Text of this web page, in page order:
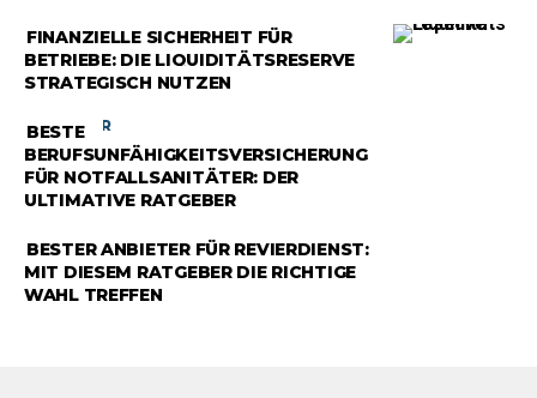
RATGEBER
FINANZIELLE SICHERHEIT FÜR
BETRIEBE: DIE LIQUIDITÄTSRESERVE
STRATEGISCH NUTZEN
RATGEBER
BESTE
BERUFSUNFÄHIGKEITSVERSICHERUNG
FÜR NOTFALLSANITÄTER: DER
ULTIMATIVE RATGEBER
RATGEBER
BESTER ANBIETER FÜR REVIERDIENST:
MIT DIESEM RATGEBER DIE RICHTIGE
WAHL TREFFEN